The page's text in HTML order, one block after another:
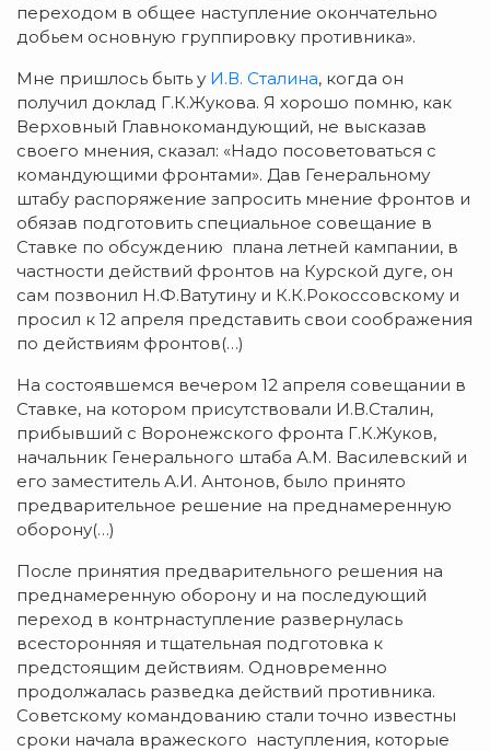
переходом в общее наступление окончательно
добьем основную группировку противника».
Мне пришлось быть у И.В. Сталина, когда он
получил доклад Г.К.Жукова. Я хорошо помню, как
Верховный Главнокомандующий, не высказав
своего мнения, сказал: «Надо посоветоваться с
командующими фронтами». Дав Генеральному
штабу распоряжение запросить мнение фронтов и
обязав подготовить специальное совещание в
Ставке по обсуждению плана летней кампании, в
частности действий фронтов на Курской дуге, он
сам позвонил Н.Ф.Ватутину и К.К.Рокоссовскому и
просил к 12 апреля представить свои соображения
по действиям фронтов(…)
На состоявшемся вечером 12 апреля совещании в
Ставке, на котором присутствовали И.В.Сталин,
прибывший с Воронежского фронта Г.К.Жуков,
начальник Генерального штаба А.М. Василевский и
его заместитель А.И. Антонов, было принято
предварительное решение на преднамеренную
оборону(…)
После принятия предварительного решения на
преднамеренную оборону и на последующий
переход в контрнаступление развернулась
всесторонняя и тщательная подготовка к
предстоящим действиям. Одновременно
продолжалась разведка действий противника.
Советскому командованию стали точно известны
сроки начала вражеского наступления, которые